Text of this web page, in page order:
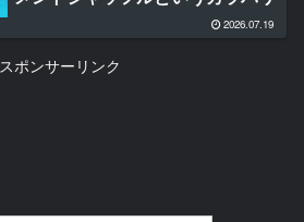
2026.07.19
スポンサーリンク